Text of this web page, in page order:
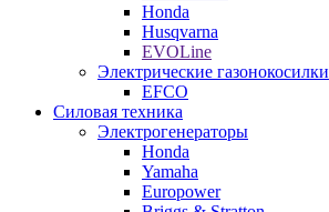
Honda
Husqvarna
EVOLine
Электрические газонокосилки
EFCO
Силовая техника
Электрогенераторы
Honda
Yamaha
Europower